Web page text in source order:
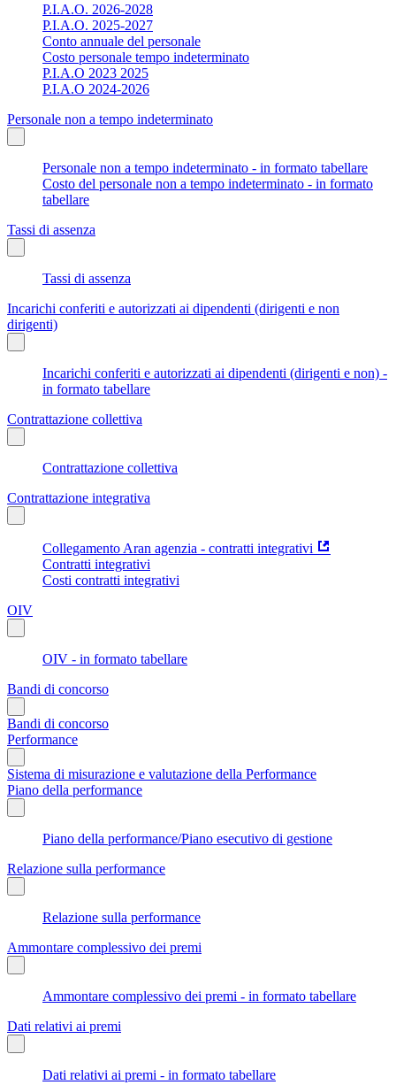
P.I.A.O. 2026-2028
P.I.A.O. 2025-2027
Conto annuale del personale
Costo personale tempo indeterminato
P.I.A.O 2023 2025
P.I.A.O 2024-2026
Personale non a tempo indeterminato
Personale non a tempo indeterminato - in formato tabellare
Costo del personale non a tempo indeterminato - in formato
tabellare
Tassi di assenza
Tassi di assenza
Incarichi conferiti e autorizzati ai dipendenti (dirigenti e non
dirigenti)
Incarichi conferiti e autorizzati ai dipendenti (dirigenti e non) -
in formato tabellare
Contrattazione collettiva
Contrattazione collettiva
Contrattazione integrativa
Collegamento Aran agenzia - contratti integrativi
Contratti integrativi
Costi contratti integrativi
OIV
OIV - in formato tabellare
Bandi di concorso
Bandi di concorso
Performance
Sistema di misurazione e valutazione della Performance
Piano della performance
Piano della performance/Piano esecutivo di gestione
Relazione sulla performance
Relazione sulla performance
Ammontare complessivo dei premi
Ammontare complessivo dei premi - in formato tabellare
Dati relativi ai premi
Dati relativi ai premi - in formato tabellare